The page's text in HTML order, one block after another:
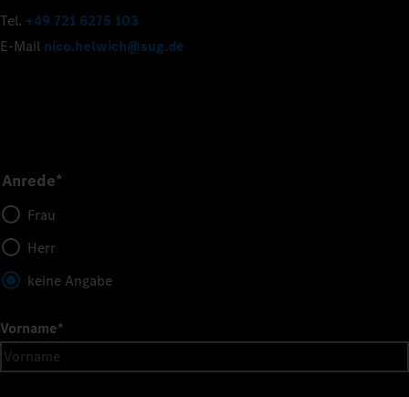
Tel. +49 721 6275 103
E-Mail nico.helwich@sug.de
Anrede*
Frau
Herr
keine Angabe
Vorname*